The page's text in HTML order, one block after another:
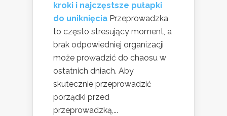
kroki i najczęstsze pułapki
do uniknięcia Przeprowadzka
to często stresujący moment, a
brak odpowiedniej organizacji
może prowadzić do chaosu w
ostatnich dniach. Aby
skutecznie przeprowadzić
porządki przed
przeprowadzką,...